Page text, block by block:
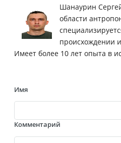
Шанаурин
области
происхождении
Имеет более 10 лет опыта в
Имя
Комментарий